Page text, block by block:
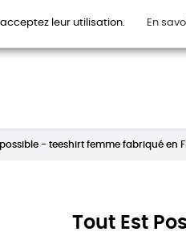
- teeshirt femme fabriqué en
Tout Est
leur utilisation. En